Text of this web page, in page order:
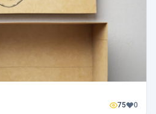
75 0